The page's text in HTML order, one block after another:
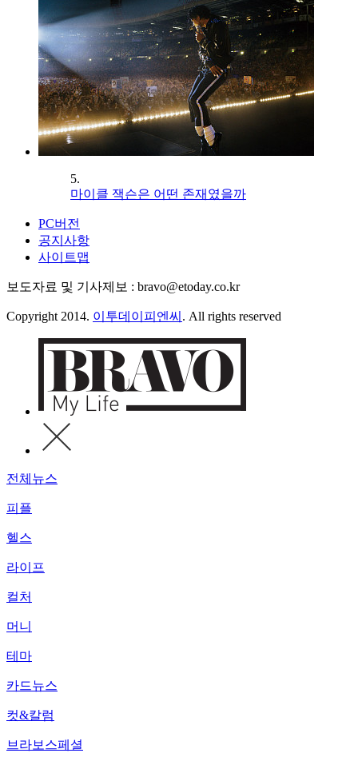
5.
마이클 잭슨은 어떤 존재였을까
PC버전
공지사항
사이트맵
보도자료 및 기사제보 : bravo@etoday.co.kr
Copyright 2014. 이투데이피엔씨 . All rights reserved
전체뉴스
피플
헬스
라이프
컬처
머니
테마
카드뉴스
컷&칼럼
브라보스페셜